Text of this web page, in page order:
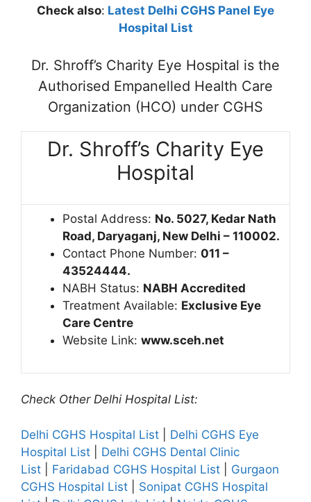
Check also: Latest Delhi CGHS Panel Eye
Hospital List
Dr. Shroff’s Charity Eye Hospital is the
Authorised Empanelled Health Care
Organization (HCO) under CGHS
Dr. Shroff’s Charity Eye
Hospital
Postal Address: No. 5027, Kedar Nath
Road, Daryaganj, New Delhi – 110002.
Contact Phone Number: 011 –
43524444.
NABH Status: NABH Accredited
Treatment Available: Exclusive Eye
Care Centre
Website Link: www.sceh.net
Check Other Delhi Hospital List:
Delhi CGHS Hospital List
Delhi CGHS Eye
Hospital List
Delhi CGHS Dental Clinic
List
Faridabad CGHS Hospital List
Gurgaon
CGHS Hospital List
Sonipat CGHS Hospital